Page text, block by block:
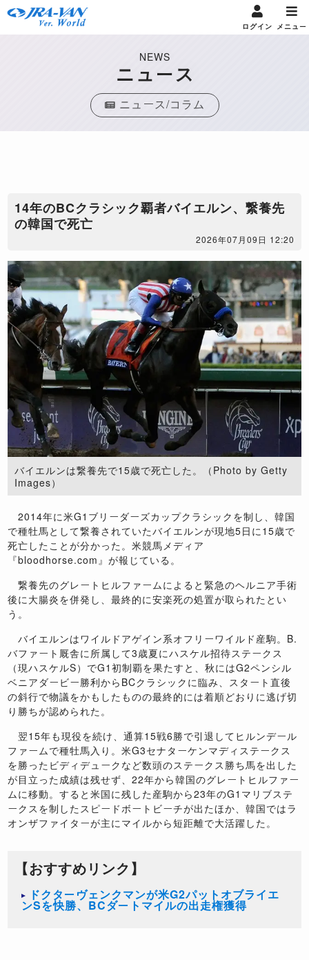
ログイン メニュー
NEWS
ニュース
ニュース/コラム
14年のBCクラシック覇者バイエルン、繋養先
の韓国で死亡
2026年07月09日 12:20
バイエルンは繋養先で15歳で死亡した。（Photo by Getty
Images）
2014年に米G1 ブリーダーズカップクラシックを制し、韓国
で種牡馬として繋養されていたバイエルンが現地5日に 15歳で
死亡したことが分かった。米競馬メディア
『bloodhorse.com 』が報じている。
繋養先のグレートヒルファームによると緊急のヘルニア手術
後に大腸炎を併発し、最終的に安楽死の処置が取られたとい
う。
バイエルンはワイルドアゲイン系オフリーワイルド産駒。 B.
バファート厩舎に所属して3歳夏にハスケル招待ステークス
（現ハスケルS）でG1初制覇を果たすと、秋にはG2ペンシル
ベニアダービー勝利から BCクラシックに臨み、スタート直後
の斜行で物議をかもしたものの最終的には着順どおりに逃げ切
り勝ちが認められた。
翌15年も現役を続け、通算15戦6勝で引退してヒルンデール
ファームで種牡馬入り。米G3セナターケンマディステークス
を勝ったビディデュークなど数頭のステークス勝ち馬を出した
が目立った成績は残せず、22年から韓国のグレートヒルファー
ムに移動。すると米国に残した産駒から23年のG1 マリブステ
ークスを制したスピードボートビーチが出たほか、韓国ではラ
オンザファイターが主にマイルから短距離で大活躍した。
【おすすめリンク】
ドクターヴェンクマンが米G2パットオブライエ
ンSを快勝、BCダートマイルの出走権獲得